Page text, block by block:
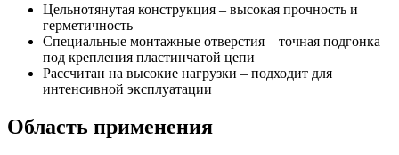
Цельнотянутая конструкция – высокая прочность и
герметичность
Специальные монтажные отверстия – точная подгонка
под крепления пластинчатой цепи
Рассчитан на высокие нагрузки – подходит для
интенсивной эксплуатации
Область применения